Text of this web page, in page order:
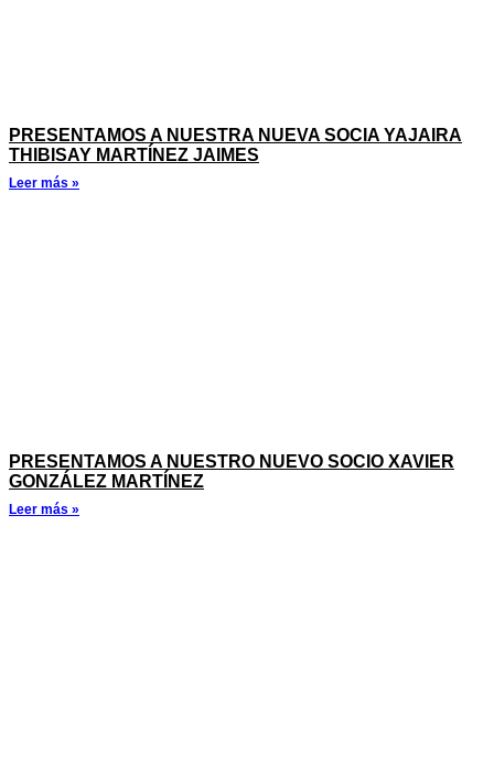
PRESENTAMOS A NUESTRA NUEVA SOCIA YAJAIRA
THIBISAY MARTÍNEZ JAIMES
Leer más »
PRESENTAMOS A NUESTRO NUEVO SOCIO XAVIER
GONZÁLEZ MARTÍNEZ
Leer más »